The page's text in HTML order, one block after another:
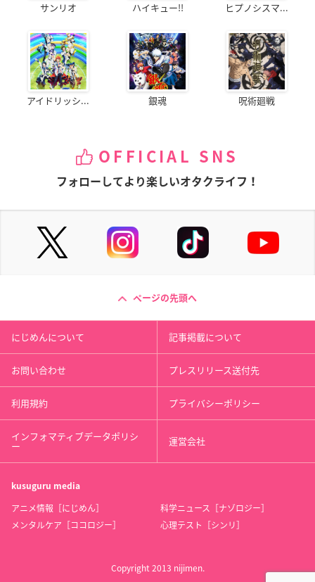
サンリオ ハイキュー!! ヒプノシスマ...
アイドリッシ... 銀魂 呪術廻戦
OFFICIAL SNS
フォローしてより楽しいオタクライフ！
ページの先頭へ
にじめんについて 記事掲載について
お問い合わせ プレスリリース送付先
利用規約 プライバシーポリシー
インフォマティブデータポリシ
ー 運営会社
kusuguru media
アニメ情報［にじめん］
科学ニュース［ナゾロジー］
メンタルケア［ココロジー］
心理テスト［シンリ］
Copyright 2013 nijimen.